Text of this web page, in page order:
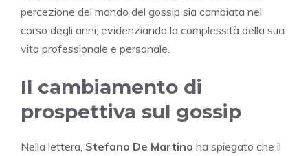
percezione del mondo del gossip sia cambiata nel
corso degli anni, evidenziando la complessità della sua
vita professionale e personale.
Il cambiamento di
prospettiva sul gossip
Nella lettera, Stefano De Martino ha spiegato che il